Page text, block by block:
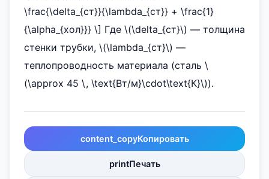
\frac{\delta_{ст}}{\lambda_{ст}} + \frac{1}
{\alpha_{хол}}} \] Где \(\delta_{ст}\) — толщина
стенки трубки, \(\lambda_{ст}\) —
теплопроводность материала (сталь \
(\approx 45 \, \text{Вт/м}\cdot\text{К}\)).
content_copyКопировать
printПечать